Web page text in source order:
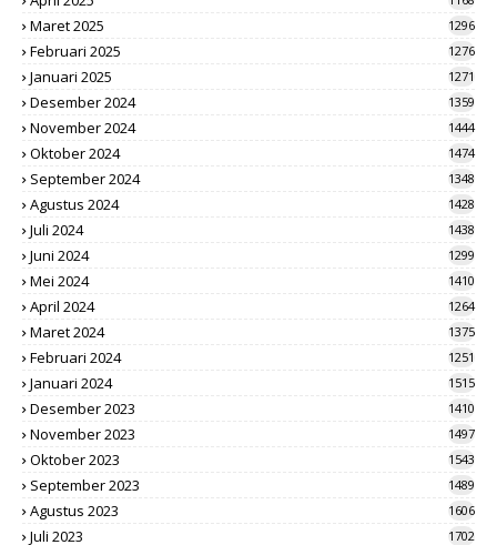
Maret 2025 1296
Februari 2025 1276
Januari 2025 1271
Desember 2024 1359
November 2024 1444
Oktober 2024 1474
September 2024 1348
Agustus 2024 1428
Juli 2024 1438
Juni 2024 1299
Mei 2024 1410
April 2024 1264
Maret 2024 1375
Februari 2024 1251
Januari 2024 1515
Desember 2023 1410
November 2023 1497
Oktober 2023 1543
September 2023 1489
Agustus 2023 1606
Juli 2023 1702